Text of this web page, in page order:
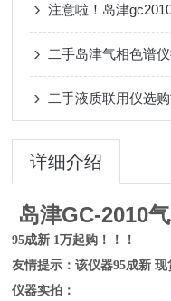
注意啦！岛津
二手岛津气相色谱
二手液质联用仪选
详细介绍
岛津GC-2010
95成新 1万起购！！！
友情提示：该仪器95成新
仪器实拍：